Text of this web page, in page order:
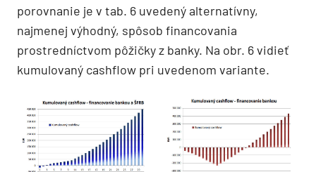
porovnanie je v tab. 6 uvedený alternatívny,
najmenej výhodný, spôsob financovania
prostredníctvom pôžičky z banky. Na obr. 6 vidieť
kumulovaný cashflow pri uvedenom variante.